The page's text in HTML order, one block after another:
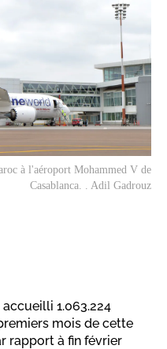
à l'aéroport Mohammed V de
Casablanca. . Adil Gadrouz
1.063.224
mois de cette
rapport à fin février